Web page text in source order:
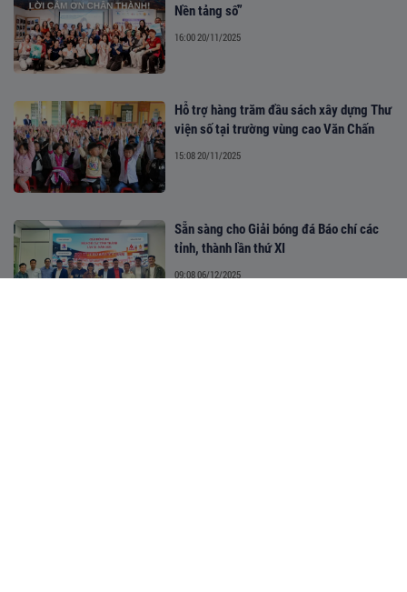
Nền tảng số”
16:00 20/11/2025
Hỗ trợ hàng trăm đầu sách xây dựng Thư
viện số tại trường vùng cao Văn Chấn
15:08 20/11/2025
Sẵn sàng cho Giải bóng đá Báo chí các
tỉnh, thành lần thứ XI
09:08 06/12/2025